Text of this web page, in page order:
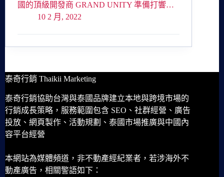
國的頂級開發商 GRAND UNITY 準備打響…
10 2 月, 2022
泰奇行銷 Thaikii Marketing
泰奇行銷協助台灣與泰國品牌建立本地與跨境市場的
行銷成長策略，服務範圍包含 SEO、社群經營、廣告
投放、網頁製作、活動規劃、泰國市場推廣與中國內
容平台經營
本網站為媒體頻道，非不動產經紀業者，若涉海外不
動產廣告，相關警語如下：